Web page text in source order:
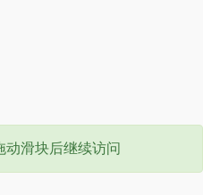
动滑块后继续访问